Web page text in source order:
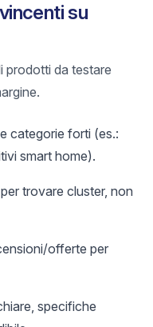
su
prodotti da testare
categorie forti (es.:
smart home).
trovare cluster, non
offerte per
specifiche